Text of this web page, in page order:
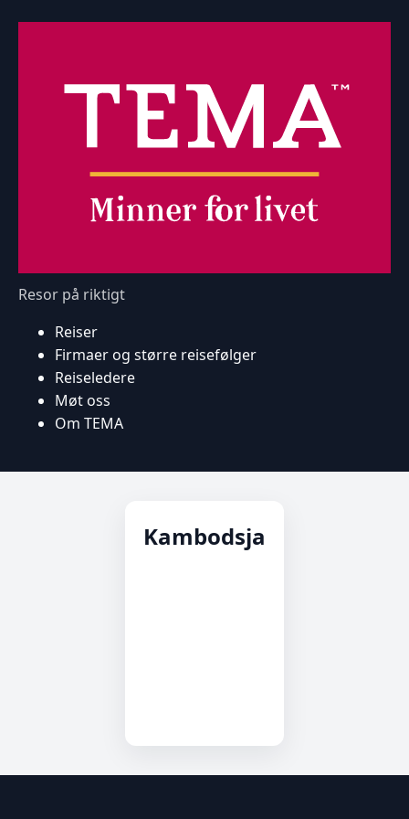
Resor på riktigt
Reiser
Firmaer og større reisefølger
Reiseledere
Møt oss
Om TEMA
Kambodsja